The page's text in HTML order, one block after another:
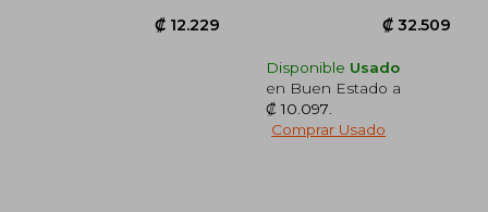
Disponible Usado
en Buen Estado a
₡ 10.097
Comprar Usado